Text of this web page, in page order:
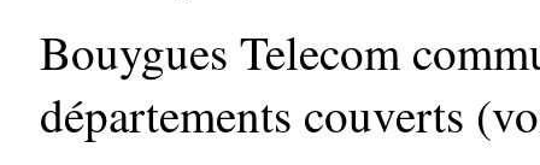
Bouygues Telecom
départements couverts